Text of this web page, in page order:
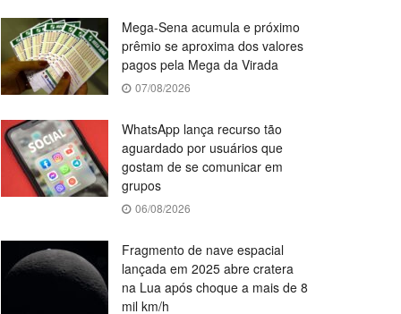
Mega-Sena acumula e próximo
prêmio se aproxima dos valores
pagos pela Mega da Virada
07/08/2026
WhatsApp lança recurso tão
aguardado por usuários que
gostam de se comunicar em
grupos
06/08/2026
Fragmento de nave espacial
lançada em 2025 abre cratera
na Lua após choque a mais de 8
mil km/h